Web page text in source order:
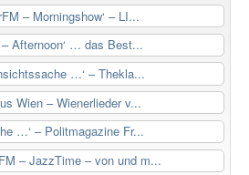
– Morningshow‘ – LI...
– Afternoon‘ … das Best...
…‘ – Thekla...
Wien – Wienerlieder v...
…‘ – Politmagazine Fr...
– JazzTime – von und m...